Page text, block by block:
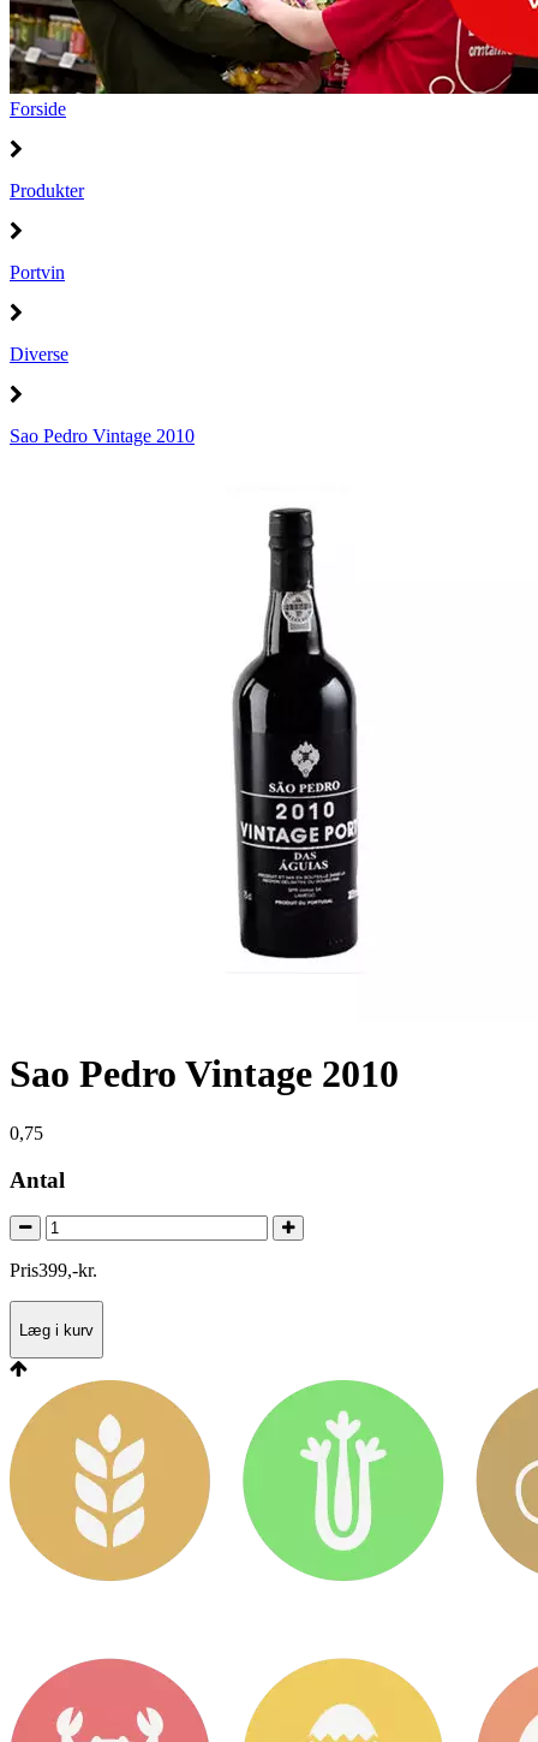
Forside
Produkter
Portvin
Diverse
Sao Pedro Vintage 2010
Sao Pedro Vintage 2010
0,75
Antal
Pris399,-kr.
Læg i kurv